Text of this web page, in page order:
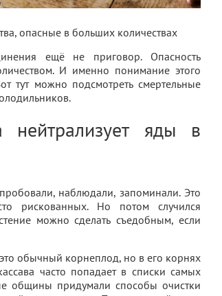
опасные в больших количествах
ещё не приговор. Опасность
И именно понимание этого
тут можно подсмотреть смертельные
нейтрализует яды в
наблюдали, запоминали. Это
рискованных. Но потом случился
можно сделать съедобным, если
обычный корнеплод, но в его корнях
часто попадает в списки самых
общины придумали способы очистки